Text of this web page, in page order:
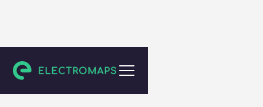
Blacksburg